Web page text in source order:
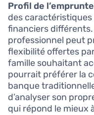
Profil de
des
financiers
professionnel peut
flexibilité offertes
famille souhaitant
pourrait préférer la
banque
d’analyser son
qui répond le mieux